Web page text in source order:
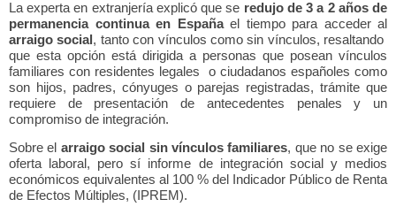
La experta en extranjería explicó que se redujo de 3 a 2 años de
permanencia continua en Españael tiempo para acceder al
arraigo social , tanto con vínculos como sin vínculos, resaltando
que esta opción está dirigida a personas que posean vínculos
familiares con residentes legales
o ciudadanos españoles como
son hijos, padres, cónyuges o parejas registradas, trámite que
requiere de presentación de antecedentes penales y un
compromiso de integración.
Sobre el arraigo social sin vínculos familiares, que no se exige
oferta laboral, pero sí informe de integración social y medios
económicos equivalentes al 100 % del Indicador Público de Renta
de Efectos Múltiples, (IPREM).